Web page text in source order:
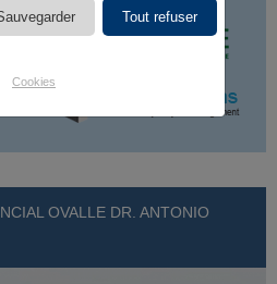
Cookies
OVALLE DR. ANTONIO